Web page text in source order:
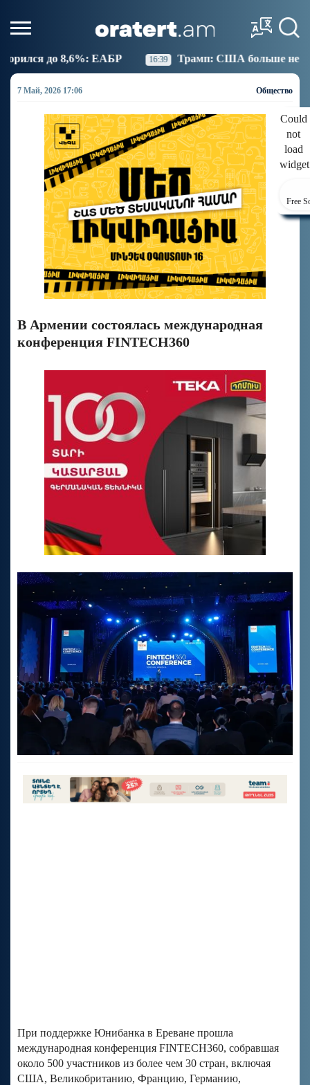
ЕАБР 16:39 Трамп: США больше не намерены вести
7 Май, 2026 17:06 Общество
Could
not
load
Free
В Армении состоялась международная
конференция FINTECH360
При поддержке Юнибанка в Ереване прошла
международная конференция FINTECH360, собравшая
около 500 участников из более чем 30 стран, включая
США, Великобританию, Францию, Германию,